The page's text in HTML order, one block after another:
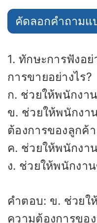
คัดลอกคำถามแ
1. ทักษะการฟังอ
การขายอย่างไร?
ก. ช่วยให้พนักงา
ข. ช่วยให้พนักงา
ต้องการของลูกค้า
ค. ช่วยให้พนักงา
ง. ช่วยให้พนักงา
คำตอบ: ข. ช่วยใ
ความต้องการขอ